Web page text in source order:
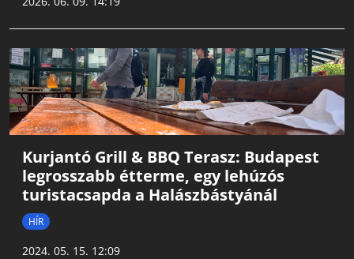
Kurjantó Grill & BBQ Terasz: Budapest
legrosszabb étterme, egy lehúzós
turistacsapda a Halászbástyánál
HÍR
2024. 05. 15. 12:09